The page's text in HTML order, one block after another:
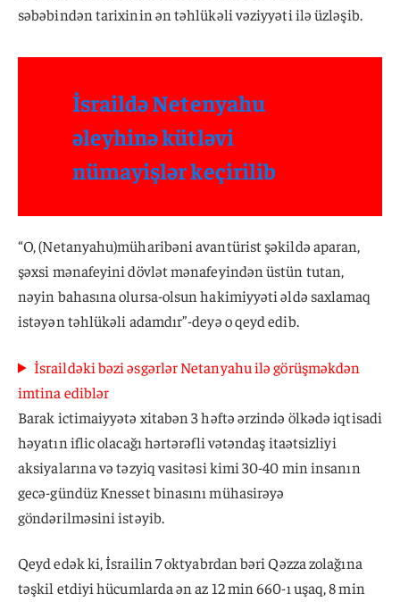
səbəbindən tarixinin ən təhlükəli vəziyyəti ilə üzləşib.
İsraildə Netenyahu
əleyhinə kütləvi
nümayişlər keçirilib
“O, (Netanyahu)müharibəni avantürist şəkildə aparan,
şəxsi mənafeyini dövlət mənafeyindən üstün tutan,
nəyin bahasına olursa-olsun hakimiyyəti əldə saxlamaq
istəyən təhlükəli adamdır”-deyə o qeyd edib.
İsraildəki bəzi əsgərlər Netanyahu ilə görüşməkdən
imtina ediblər
Barak ictimaiyyətə xitabən 3 həftə ərzində ölkədə iqtisadi
həyatın iflic olacağı hərtərəfli vətəndaş itaətsizliyi
aksiyalarına və təzyiq vasitəsi kimi 30-40 min insanın
gecə-gündüz Knesset binasını mühasirəyə
göndərilməsini istəyib.
Qeyd edək ki, İsrailin 7 oktyabrdan bəri Qəzza zolağına
təşkil etdiyi hücumlarda ən az 12 min 660-ı uşaq, 8 min